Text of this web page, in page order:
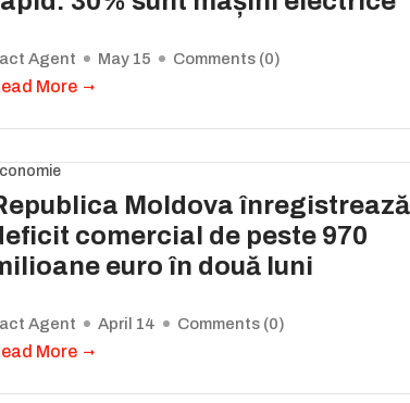
Agent May 15 Comments (0)
More
Moldova
comercial de peste 970
euro în două luni
Agent April 14 Comments (0)
More